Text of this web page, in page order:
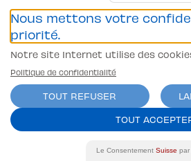
Passer mon permis
Permis Voiture (B)
Permis Moto/scooter A1
Camion (C et C1)
Remorque (BE et CE)
Autocar (D et D1)
Banque Raiffeisen Gros-de-
Nous mettons votre
priorité.
Notre site Internet utilise des
Politique de confidentialité
TOUT REFUSER
TOUT
Le Consentement Suisse par